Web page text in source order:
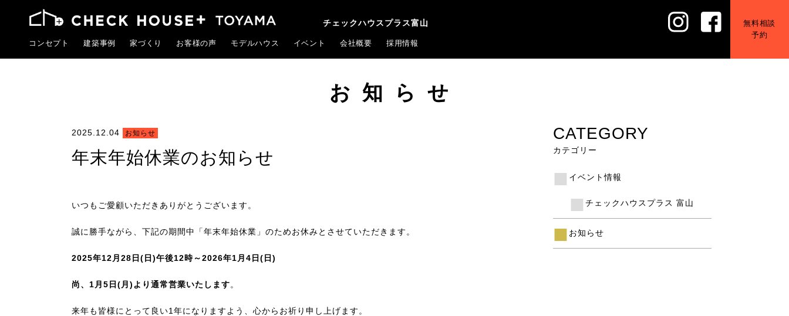
チェックハウスプラス富山
コンセプト 建築事例 家づくり お客様の声 モデルハウス イベント 会社概要 採用情報
無料相談
予約
お知らせ
CATEGORY
カテゴリー
イベント情報
チェックハウスプラス 富山
お知らせ
2025.12.04 お知らせ
年末年始休業のお知らせ
いつもご愛顧いただきありがとうございます。
誠に勝手ながら、下記の期間中「年末年始休業」のためお休みとさせていただきます。
2025年12月28日(日)午後12時～2026年1月4日(日)
尚、1月5日(月)より通常営業いたします。
来年も皆様にとって良い1年になりますよう、心からお祈り申し上げます。